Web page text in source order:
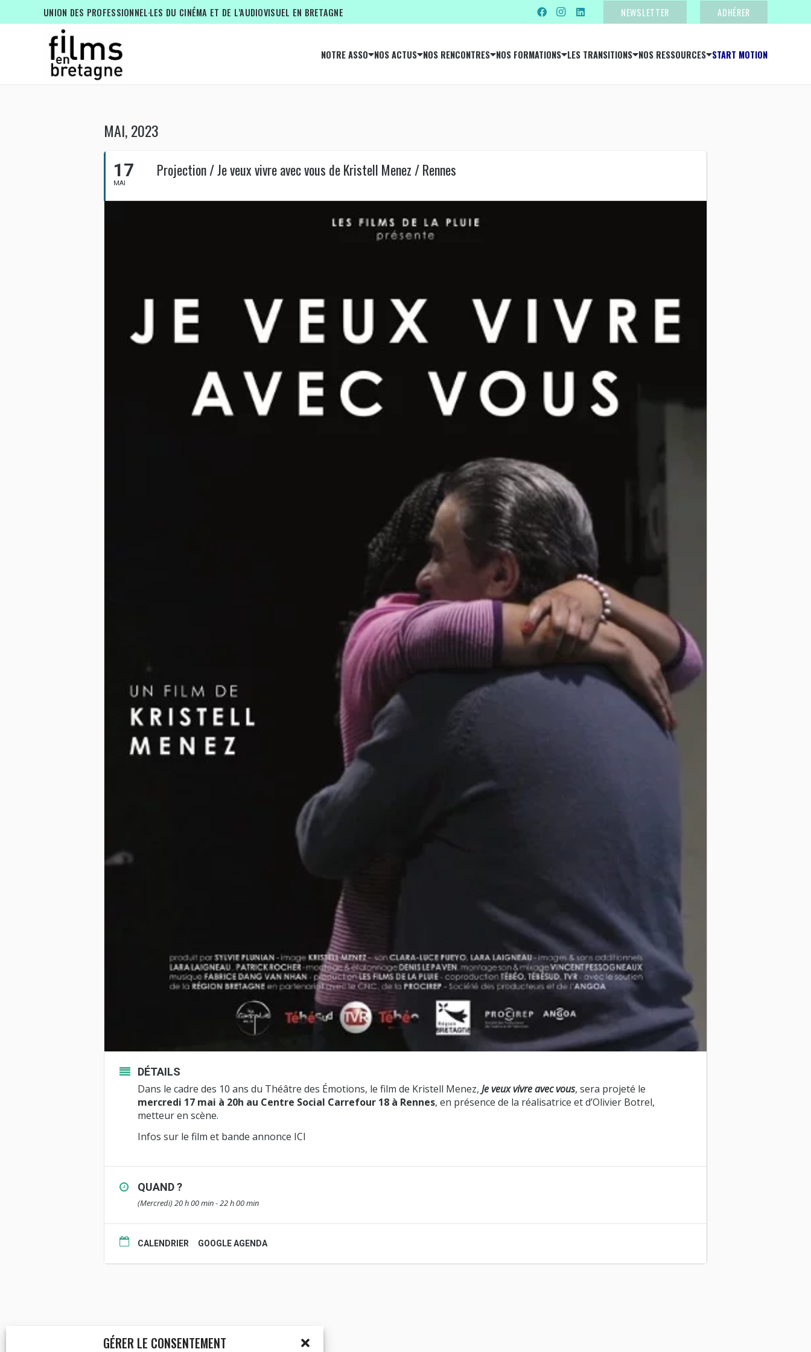
GÉRER LE CONSENTEMENT
UNION DES PROFESSIONNEL·LES DU CINÉMA ET DE L’AUDIOVISUEL EN BRETAGNE NEWSLETTER ADHÉRER
NOTRE ASSO NOS ACTUS NOS RENCONTRES NOS FORMATIONS LES TRANSITIONS NOS RESSOURCES START MOTION
MAI, 2023
17
MAI
Projection / Je veux vivre avec vous de Kristell Menez / Rennes
DÉTAILS
Dans le cadre des 10 ans du Théâtre des Émotions, le film de Kristell Menez, Je veux vivre avec vous, sera projeté le
mercredi 17 mai à 20h au Centre Social Carrefour 18 à Rennes, en présence de la réalisatrice et d’Olivier Botrel,
metteur en scène.
Infos sur le film et bande annonce ICI
QUAND ?
(Mercredi) 20 h 00 min - 22 h 00 min
CALENDRIER GOOGLE AGENDA